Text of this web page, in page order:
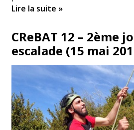
Lire la suite »
CReBAT 12 – 2ème
escalade (15 mai